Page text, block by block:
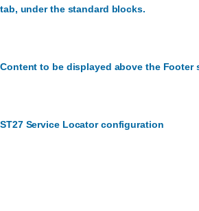
tab, under the standard blocks.
Content to be displayed above the Footer
ST27 Service Locator configuration